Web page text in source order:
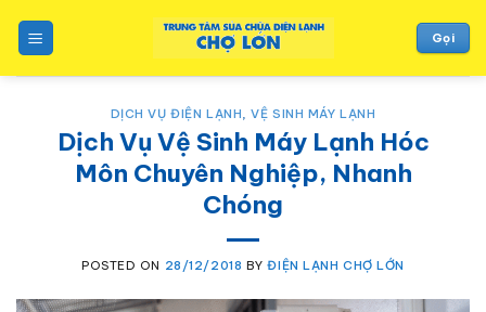
content
Gọi
DỊCH VỤ ĐIỆN LẠNH,VỆ SINH MÁY LẠNH
Dịch Vụ Vệ Sinh Máy Lạnh Hóc
Môn Chuyên Nghiệp, Nhanh
Chóng
POSTED ON 28/12/2018 BYĐIỆN LẠNH CHỢ LỚN